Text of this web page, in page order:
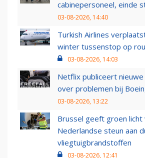
cabinepersoneel, einde
03-08-2026, 14:40
Turkish Airlines
winter tussenstop op
03-08-2026, 14:03
Netflix publiceert
over problemen bij
03-08-2026, 13:22
Brussel geeft groen licht
Nederlandse steun aan
vliegtuigbrandstoffen
03-08-2026, 12:41